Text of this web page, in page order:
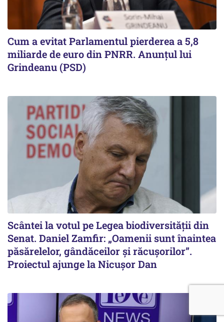
Cum a evitat Parlamentul pierderea a 5,8
miliarde de euro din PNRR. Anunțul lui
Grindeanu (PSD)
Scântei la votul pe Legea biodiversității din
Senat. Daniel Zamfir: „Oamenii sunt înaintea
păsărelelor, gândăceilor și răcușorilor”.
Proiectul ajunge la Nicușor Dan